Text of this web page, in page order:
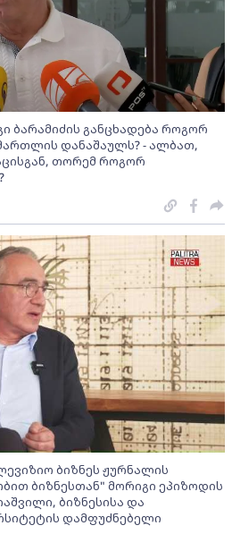
ბარამიძის განცხადება როგორ
დანაშაულს? - ალბათ,
თორემ როგორ
ბიზნეს ჟურნალის
ბიზნესთან" მორიგი ეპიზოდის
ბიზნესისა და
დამფუძნებელი